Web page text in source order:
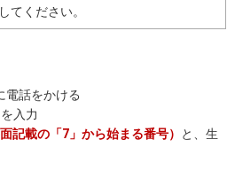
てください。
電話をかける
を入力
面記載の「7」から始まる番号）
と、生